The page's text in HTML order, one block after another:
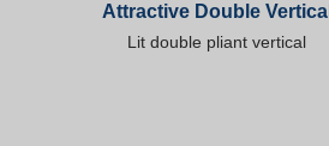
Attractive Double Vertical
Lit double pliant vertical